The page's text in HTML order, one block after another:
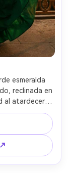
esmeralda
reclinada en
al atardecer,
la
110 mm f/2,
de
ultra
lujo- -ar 4:5